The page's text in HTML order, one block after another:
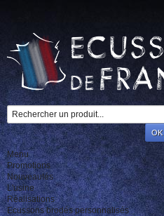
Menu
Promotions
Nouveautés
L'usine
Réalisations
Ecussons brodés personnalisés